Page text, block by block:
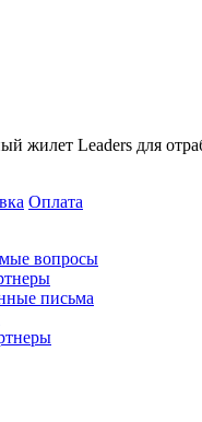
жилет Leaders для
Оплата
вопросы
письма